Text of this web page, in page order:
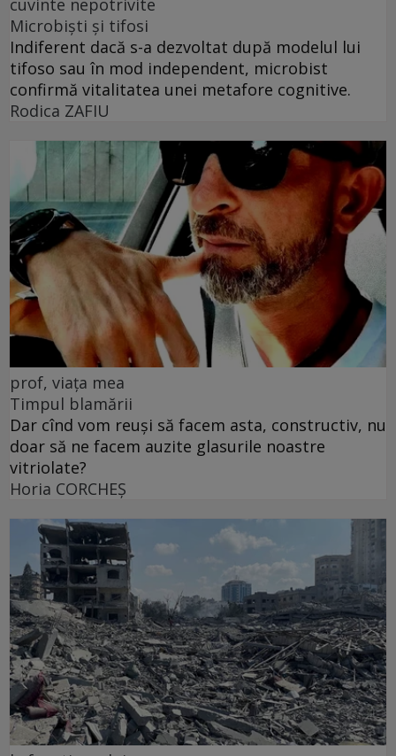
cuvinte nepotrivite
Microbiști și tifosi
Indiferent dacă s-a dezvoltat după modelul lui
tifoso sau în mod independent, microbist
confirmă vitalitatea unei metafore cognitive.
Rodica ZAFIU
prof, viața mea
Timpul blamării
Dar cînd vom reuși să facem asta, constructiv, nu
doar să ne facem auzite glasurile noastre
vitriolate?
Horia CORCHEŞ